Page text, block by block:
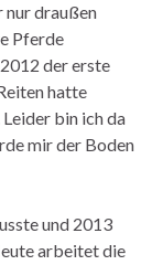
nur draußen
Pferde
der erste
hatte
bin ich da
mir der Boden
und 2013
arbeitet die